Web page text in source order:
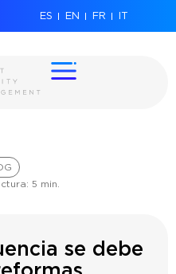
ES EN FR IT
5 min.
se debe